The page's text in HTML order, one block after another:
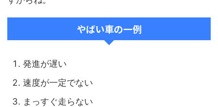
やばい車の一例
発進が遅い
速度が一定でない
まっすぐ走らない